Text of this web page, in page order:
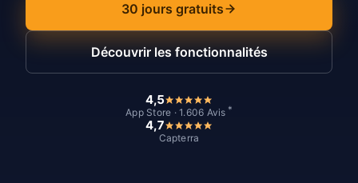
30 jours gratuits
Découvrir les fonctionnalités
4,5
App Store · 1.606 Avis *
4,7
Capterra